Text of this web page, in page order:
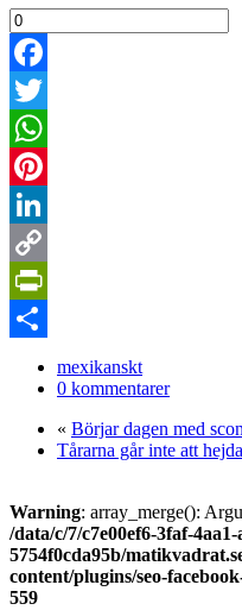
Facebook
Twitter
WhatsApp
Pinterest
LinkedIn
Copy
Link
PrintFriendly
mexikanskt
0 kommentarer
« Börjar dagen med
Tårarna går inte att
Warning: array_merge():
/data/c/7/c7e00ef6-3faf-4aa1-
5754f0cda95b/
content/plugins/seo-
559